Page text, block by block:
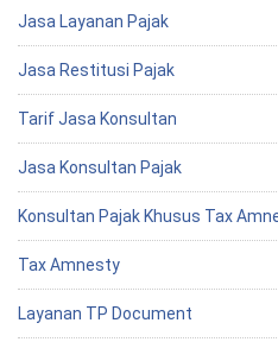
Jasa Layanan Pajak
Jasa Restitusi Pajak
Tarif Jasa Konsultan
Jasa Konsultan Pajak
Konsultan Pajak Khusus Tax
Tax Amnesty
Layanan TP Document